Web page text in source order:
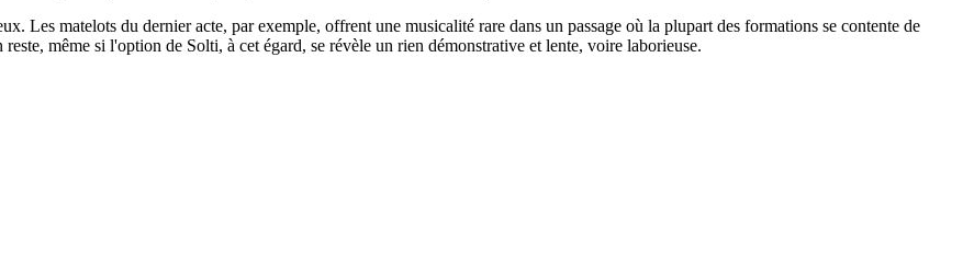
Les matelots du dernier acte, par exemple, offrent une musicalité rare dans un passage où la plupart des formations se contente de
même si l'option de Solti, à cet égard, se révèle un rien démonstrative et lente, voire laborieuse.